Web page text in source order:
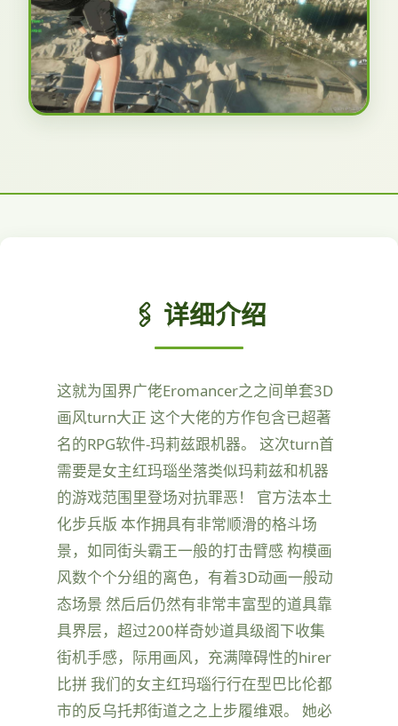
🖇️ 详细介绍
这就为国界广佬Eromancer之之间单套3D
画风turn大正 这个大佬的方作包含已超著
名的RPG软件-玛莉兹跟机器。 这次turn首
需要是女主红玛瑙坐落类似玛莉兹和机器
的游戏范围里登场对抗罪恶！ 官方法本土
化步兵版 本作拥具有非常顺滑的格斗场
景，如同街头霸王一般的打击臂感 构模画
风数个个分组的离色，有着3D动画一般动
态场景 然后后仍然有非常丰富型的道具靠
具界层，超过200样奇妙道具级阁下收集
街机手感，际用画风，充满障碍性的hirer
比拼 我们的女主红玛瑙行行在型巴比伦都
市的反乌托邦街道之之上步履维艰。 她必